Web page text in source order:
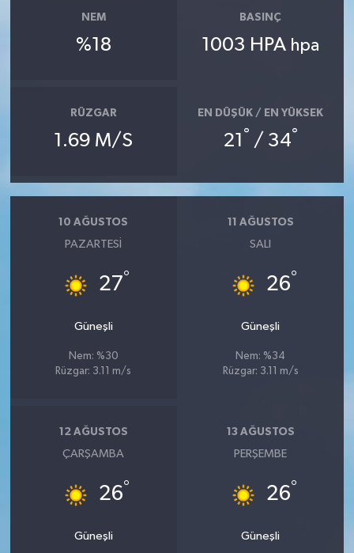
NEM
%18
BASINÇ
1003 HPA hpa
RÜZGAR
1.69 M/S
EN DÜŞÜK / EN YÜKSEK
21 ° / 34°
10 AĞUSTOS
PAZARTESI
27°
Güneşli
Nem: %30
Rüzgar: 3.11 m/s
11 AĞUSTOS
SALI
26°
Güneşli
Nem: %34
Rüzgar: 3.11 m/s
12 AĞUSTOS
ÇARŞAMBA
26°
Güneşli
13 AĞUSTOS
PERŞEMBE
26°
Güneşli